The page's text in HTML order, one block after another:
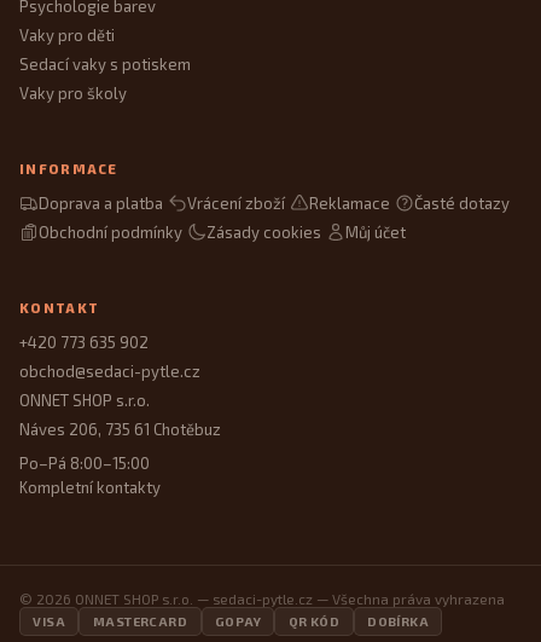
Psychologie barev
Vaky pro děti
Sedací vaky s potiskem
Vaky pro školy
INFORMACE
Doprava a platba Vrácení zboží Reklamace
Časté dotazy
Obchodní podmínky
Zásady cookies Můj účet
KONTAKT
+420 773 635 902
obchod@sedaci-pytle.cz
ONNET SHOP s.r.o.
Náves 206, 735 61 Chotěbuz
Po–Pá 8:00–15:00
Kompletní kontakty
© 2026 ONNET SHOP s.r.o. — sedaci-pytle.cz — Všechna práva vyhrazena
VISA MASTERCARD GOPAY QR KÓD DOBÍRKA